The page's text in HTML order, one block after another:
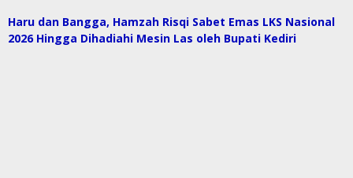
Haru dan Bangga, Hamzah Risqi Sabet Emas LKS Nasional
2026 Hingga Dihadiahi Mesin Las oleh Bupati Kediri